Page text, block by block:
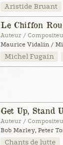
Aristide Bruant
Le Chiffon
Auteur /
Maurice Vidalin /
Michel Fugain
Get Up, Stand
Auteur /
Bob Marley, Peter
Chants de lutte